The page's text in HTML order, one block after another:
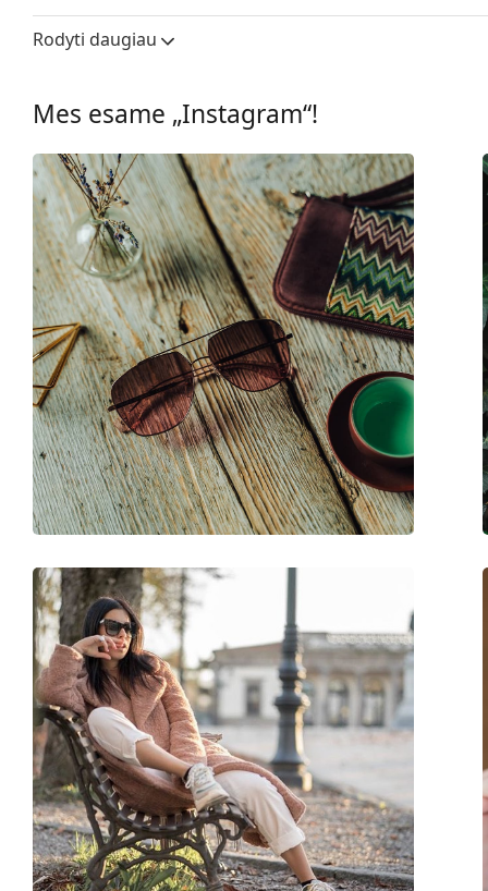
Lęšio plotis:
60 mm
Rėmelis
Rėmelio forma:
Kvadratiniai
Rėmelių spalva:
Auksinė
Rėmelių medžiaga:
Metalas
Dydis:
M
Plotis:
140 mm
Kojelės ilgis:
140 mm
Nosies tiltelio plotis:
15 mm
Svoris:
100 g
Reguliuojamos nosies
pagalvėlės:
Taip
Priedai
Valymo šluostė:
Kita
Lytis:
Unisex
Kategorija:
Akiniai nuo saulės
Prekės ženklas:
Marc Jacobs
Naudojimas:
Kodas:
MJ 1005/S 01Q HA
Rodyti daugiau
Mes esame „Instagram“!